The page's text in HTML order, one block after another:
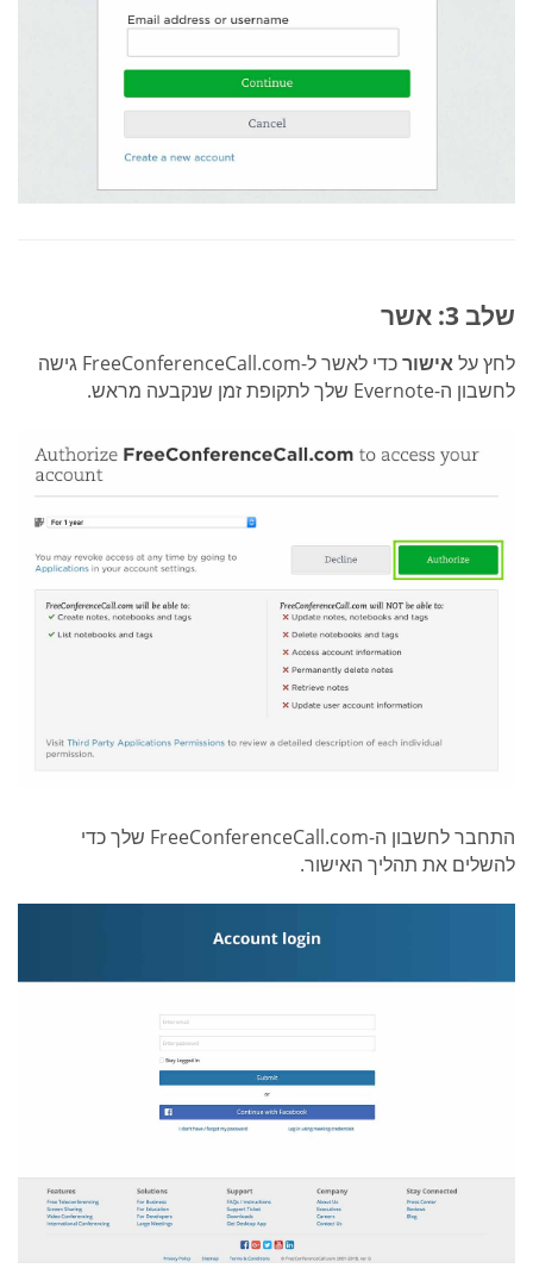
שלב 3: אשר
לחץ עלאישור
כדי לאשר ל-FreeConferenceCall.com גישה
לחשבון ה-Evernote שלך לתקופת זמן שנקבעה מראש.
התחבר לחשבון ה-FreeConferenceCall.com שלך כדי
להשלים את תהליך האישור.